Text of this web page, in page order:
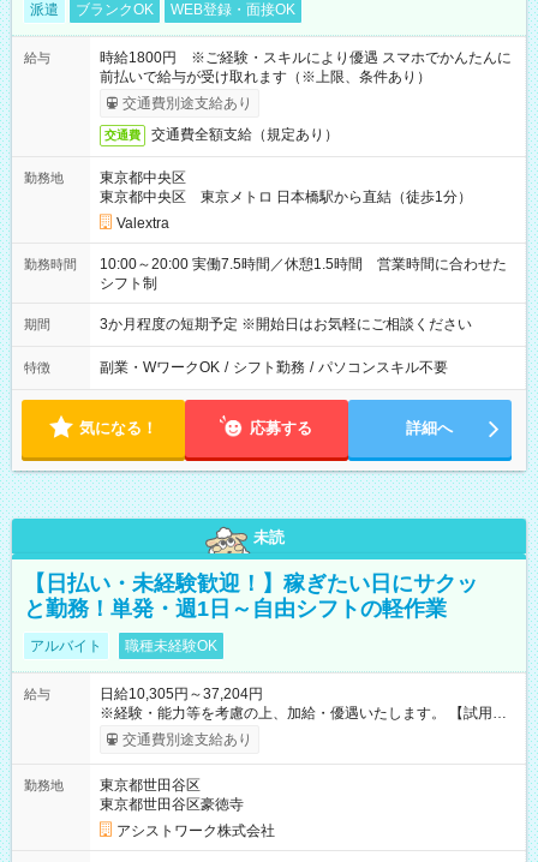
派遣 ブランクOK WEB登録・面接OK
給与
時給1800円 ※ご経験・スキルにより優遇 スマホでかんたんに
前払いで給与が受け取れます（※上限、条件あり）
交通費別途支給あり
交通費 交通費全額支給（規定あり）
勤務地
東京都中央区
東京都中央区 東京メトロ 日本橋駅から直結（徒歩1分）
Valextra
勤務時間
10:00～20:00 実働7.5時間／休憩1.5時間 営業時間に合わせた
シフト制
期間 3か月程度の短期予定 ※開始日はお気軽にご相談ください
特徴 副業・WワークOK / シフト勤務 / パソコンスキル不要
気になる！ 応募する 詳細へ
未読
【日払い・未経験歓迎！】稼ぎたい日にサクッ
と勤務！単発・週1日～自由シフトの軽作業
アルバイト 職種未経験OK
給与
日給10,305円～37,204円
※経験・能力等を考慮の上、加給・優遇いたします。 【試用期
間】試用期間なし
交通費別途支給あり
勤務地
東京都世田谷区
東京都世田谷区豪徳寺
アシストワーク株式会社